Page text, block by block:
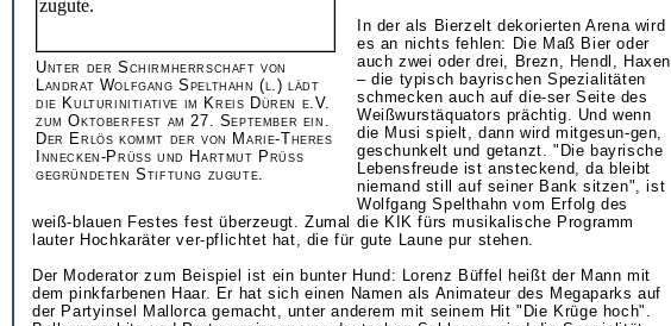
Unter der Schirmherrschaft von
Landrat Wolfgang Spelthahn (l.) lädt
die Kulturinitiative im Kreis Düren e.V.
zum Oktoberfest am 27. September ein.
Der Erlös kommt der von Marie-Theres
Innecken-Prüss und Hartmut Prüss
gegründeten Stiftung zugute.
In der als Bierzelt dekorierten Arena wird
es an nichts fehlen: Die Maß Bier oder
auch zwei oder drei, Brezn, Hendl, Haxen
– die typisch bayrischen Spezialitäten
schmecken auch auf die-ser Seite des
Weißwurstäquators prächtig. Und wenn
die Musi spielt, dann wird mitgesun-gen,
geschunkelt und getanzt. "Die bayrische
Lebensfreude ist ansteckend, da bleibt
niemand still auf seiner Bank sitzen", ist
Wolfgang Spelthahn vom Erfolg des
weiß-blauen Festes fest überzeugt. Zumal die KIK fürs musikalische Programm
lauter Hochkaräter ver-pflichtet hat, die für gute Laune pur stehen.
Der Moderator zum Beispiel ist ein bunter Hund: Lorenz Büffel heißt der Mann mit
dem pinkfarbenen Haar. Er hat sich einen Namen als Animateur des Megaparks auf
der Partyinsel Mallorca gemacht, unter anderem mit seinem Hit "Die Krüge hoch".